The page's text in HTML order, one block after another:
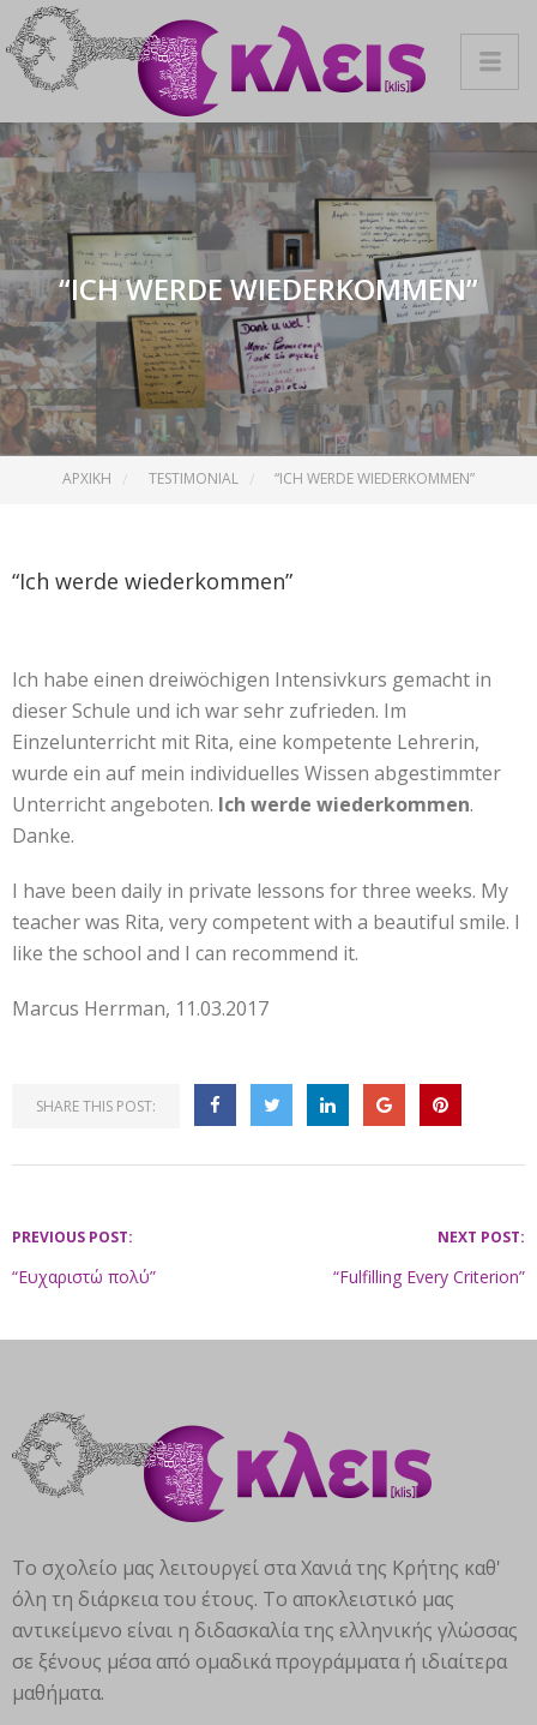
“ICH WERDE WIEDERKOMMEN”
ΑΡΧΙΚΉ TESTIMONIAL “ICH WERDE WIEDERKOMMEN”
“Ich werde wiederkommen”
Ich habe einen dreiwöchigen Intensivkurs gemacht in
dieser Schule und ich war sehr zufrieden. Im
Einzelunterricht mit Rita, eine kompetente Lehrerin,
wurde ein auf mein individuelles Wissen abgestimmter
Unterricht angeboten. Ich werde wiederkommen.
Danke.
I have been daily in private lessons for three weeks. My
teacher was Rita, very competent with a beautiful smile. I
like the school and I can recommend it.
Marcus Herrman, 11.03.2017
SHARE THIS POST:
PREVIOUS POST:
“Ευχαριστώ πολύ”
NEXT POST:
“Fulfilling Every Criterion”
Το σχολείο μας λειτουργεί στα Χανιά της Κρήτης καθ'
όλη τη διάρκεια του έτους. Το αποκλειστικό μας
αντικείμενο είναι η διδασκαλία της ελληνικής γλώσσας
σε ξένους μέσα από ομαδικά προγράμματα ή ιδιαίτερα
μαθήματα.